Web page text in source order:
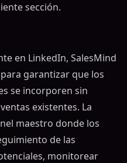
sección.
en LinkedIn, SalesMind
para garantizar que los
se incorporen sin
existentes. La
maestro donde los
de las
monitorear